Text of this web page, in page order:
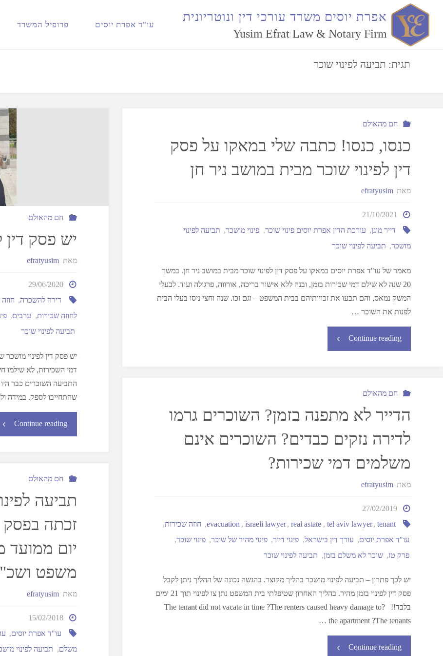
אפרת יוסים משרד עורכי דין ונוטריונית
Yusim Efrat Law & Notary Firm
עו"ד אפרת יוסים פרופיל המשרד
תגית: תביעה לפינוי שוכר
חם מהאולם
כנסו, כנסו! כתבה שלי במאקו על פסק
דין לפינוי שוכר מבית במושב ניר חן
מאת efratyusim
21/10/2021
דייר מוגן, עורכת הדין אפרת יוסים פינוי שוכר, פינוי מושכר, תביעה לפינוי
מושכר, תביעה לפינוי שוכר
מאמר של עו"ד אפרת יוסים במאקו על פסק דין לפינוי שוכר מבית במושב ניר חן. במשך
20 שנה לא שילם דמי שכירות בזמן, ובנה ללא אישור בריכה, אורווה, פרגולה ועוד. לבעלי
המשק נמאס, והם תבעו את זכויותיהם בבית המשפט – וגם זכו. שנה וחצי ניסו בעלי הבית
לפנות את השוכר …
Continue reading
חם מהאולם
יש פסק דין
מאת efratyusim
29/06/2020
דירה להשכרה,
לחוזה שכירות, ערבים,
תביעה לפינוי שוכר
יש פסק דין לפינוי
דמי השכירות, לא שילמו
התביעה השוכרים כבר
שהתחייבו לספק. במידה
Continue reading
חם מהאולם
הדייר לא מתפנה בזמן? השוכרים גרמו
לדירה נזקים כבדים? השוכרים אינם
משלמים דמי שכירות?
מאת efratyusim
27/02/2019
evacuation ,israeli lawyer ,real astate , tel aviv lawyer , tenant
, חוזה שכירות,
עו"ד אפרת יוסים, עורך דין בישראל, פינוי דייר, פינוי מהיר של שוכר, פינוי שוכר,
פרק טז, שוכר לא משלם בזמן, תביעה לפינוי שוכר
יש לכך פתרון – תביעה לפינוי מושכר בהליך מקוצר. בהגשה נכונה של ההליך ניתן לקבל
פסק דין לפינוי בזמן מהיר. בהליך האחרון שטיפלתי בית המשפט נתן צו לפינוי תוך 21 ימים
בלבד!! ?The tenant did not vacate in time ?The renters caused heavy damage to
the apartment ?The tenants …
Continue reading
חם מהאולם
תביעה
יום ממועד
משפט
מאת efratyusim
15/02/2018
עו"ד אפרת יוסים,
משלם, תביעה לפינוי